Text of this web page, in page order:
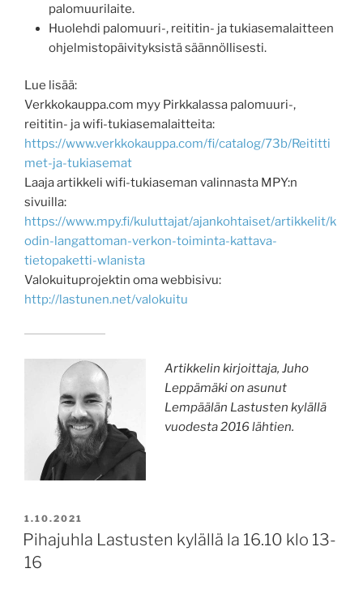
palomuurilaite.
Huolehdi palomuuri-, reititin- ja tukiasemalaitteen
ohjelmistopäivityksistä säännöllisesti.
Lue lisää:
Verkkokauppa.com myy Pirkkalassa palomuuri-,
reititin- ja wifi-tukiasemalaitteita:
https://www.verkkokauppa.com/fi/catalog/73b/Reititti
met-ja-tukiasemat
Laaja artikkeli wifi-tukiaseman valinnasta MPY:n
sivuilla:
https://www.mpy.fi/kuluttajat/ajankohtaiset/artikkelit/k
odin-langattoman-verkon-toiminta-kattava-
tietopaketti-wlanista
Valokuituprojektin oma webbisivu:
http://lastunen.net/valokuitu
Artikkelin kirjoittaja, Juho
Leppämäki on asunut
Lempäälän Lastusten kylällä
vuodesta 2016 lähtien.
JULKAISTU
1.10.2021
Pihajuhla Lastusten kylällä la 16.10 klo 13-
16